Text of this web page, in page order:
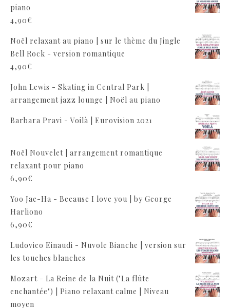
piano
4,90€
Noël relaxant au piano | sur le thème du Jingle
Bell Rock - version romantique
4,90€
John Lewis - Skating in Central Park |
arrangement jazz lounge | Noël au piano
Barbara Pravi - Voilà | Eurovision 2021
Noël Nouvelet | arrangement romantique
relaxant pour piano
6,90€
Yoo Jae-Ha - Because I love you | by George
Harliono
6,90€
Ludovico Einaudi - Nuvole Bianche | version sur
les touches blanches
Mozart - La Reine de la Nuit ("La flûte
enchantée") | Piano relaxant calme | Niveau
moyen